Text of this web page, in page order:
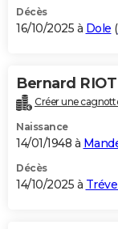
Décès
16/10/2025 à Dole (
Bernard RIOT
Créer une
Naissance
14/01/1948 à
Décès
14/10/2025 à